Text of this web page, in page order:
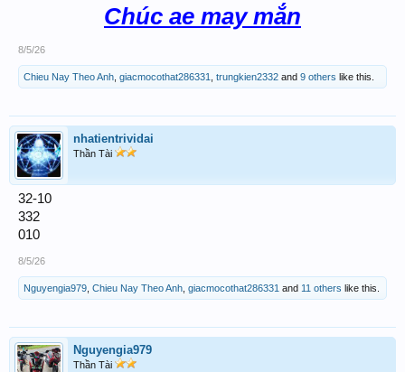
Chúc ae may mắn
8/5/26
Chieu Nay Theo Anh giacmocothat286331 trungkien2332 and 9 others like this.
nhatientrividai
Thần Tài
32-10
332
010
8/5/26
Nguyengia979 Chieu Nay Theo Anh giacmocothat286331 and 11 others like this.
Nguyengia979
Thần Tài